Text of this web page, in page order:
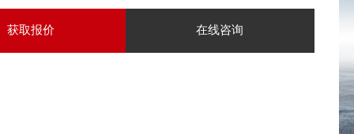
获取报价 在线咨询